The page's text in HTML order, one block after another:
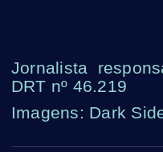
Jornalista
DRT nº 46.219
Imagens: Dark